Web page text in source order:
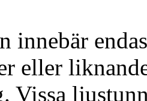
innebär
eller
Vissa